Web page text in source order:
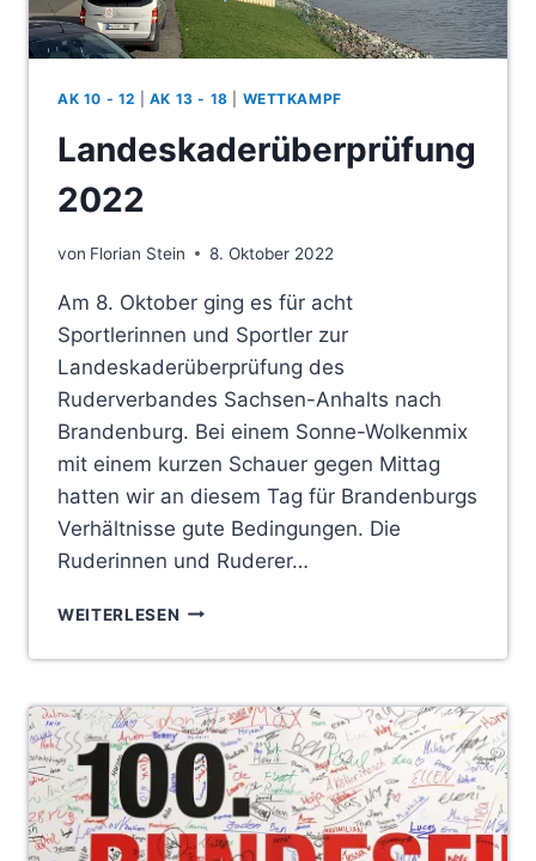
AK 10 - 12 AK 13 - 18 WETTKAMPF
Landeskaderüberprüfung
2022
von Florian Stein 8. Oktober 2022
Am 8. Oktober ging es für acht
Sportlerinnen und Sportler zur
Landeskaderüberprüfung des
Ruderverbandes Sachsen-Anhalts nach
Brandenburg. Bei einem Sonne-Wolkenmix
mit einem kurzen Schauer gegen Mittag
hatten wir an diesem Tag für Brandenburgs
Verhältnisse gute Bedingungen. Die
Ruderinnen und Ruderer…
WEITERLESEN LANDESKADERÜBERPRÜFUNG